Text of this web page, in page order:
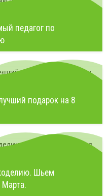
педагог по
подарок на 8
Шьем
Марта.